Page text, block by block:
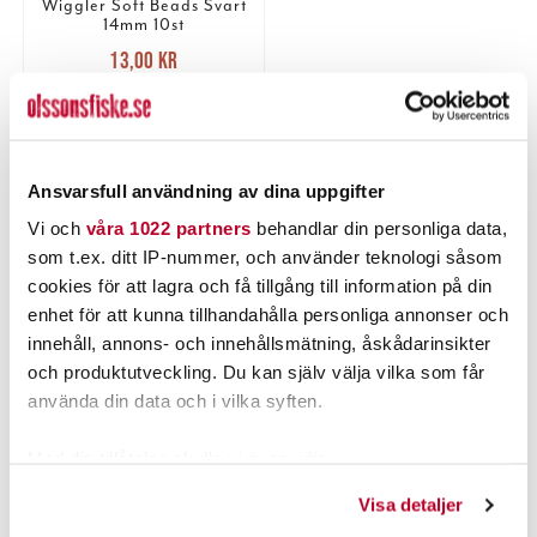
Ansvarsfull användning av dina uppgifter
Vi och våra 1022 partners behandlar din personliga data,
som t.ex. ditt IP-nummer, och använder teknologi såsom
cookies för att lagra och få tillgång till information på din
enhet för att kunna tillhandahålla personliga annonser och
innehåll, annons- och innehållsmätning, åskådarinsikter
och produktutveckling. Du kan själv välja vilka som får
använda din data och i vilka syften.
Visa detaljer
Wiggler Soft Beads Svart
14mm 10st
Nuvarande pris
13,00 krTidigare pris
19,00 kr
13,00 kr
FLER ÄN 6 ST KVAR
PRODUKTBESKRIVNING